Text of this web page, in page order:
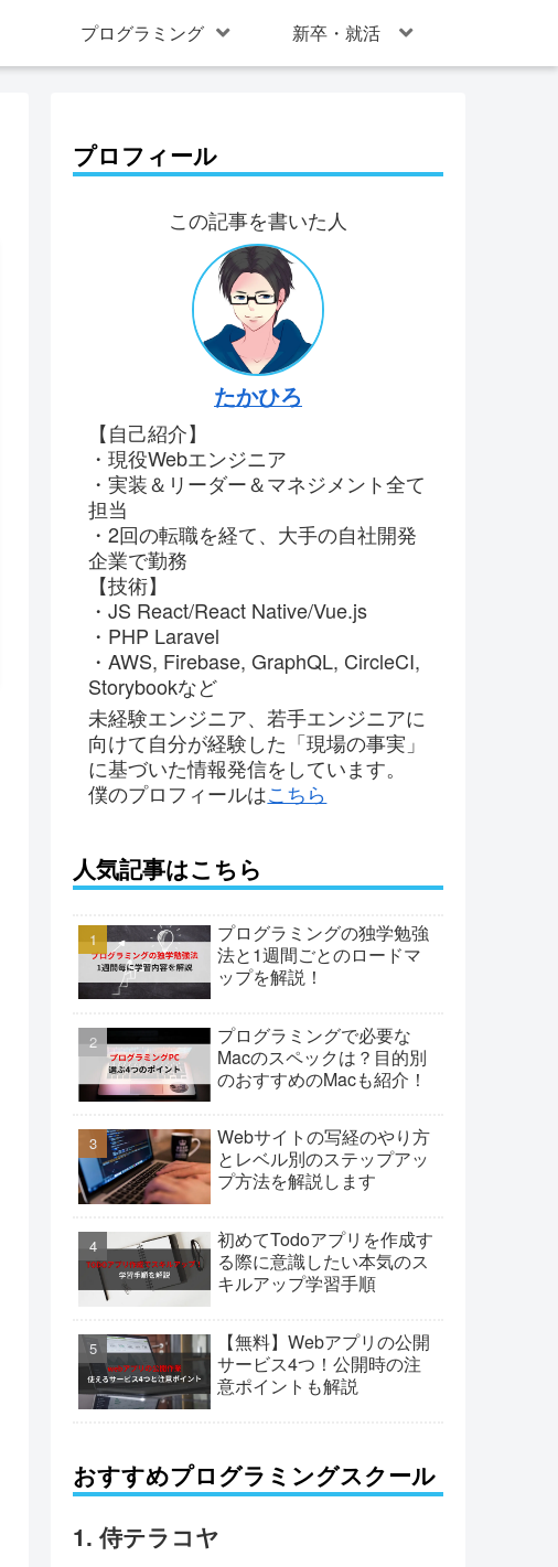
プログラミング 新卒・就活
プロフィール
この記事を書いた人
たかひろ
【自己紹介】
・現役Webエンジニア
・実装＆リーダー＆マネジメント全て
担当
・2回の転職を経て、大手の自社開発
企業で勤務
【技術】
・JS React/React Native/Vue.js
・PHP Laravel
・AWS, Firebase, GraphQL, CircleCI,
Storybookなど
未経験エンジニア、若手エンジニアに
向けて自分が経験した「現場の事実」
に基づいた情報発信をしています。
僕のプロフィールはこちら
人気記事はこちら
プログラミングの独学勉強
法と1週間ごとのロードマ
ップを解説！
プログラミングで必要な
Macのスペックは？目的別
のおすすめのMacも紹介！
Webサイトの写経のやり方
とレベル別のステップアッ
プ方法を解説します
初めてTodoアプリを作成す
る際に意識したい本気のス
キルアップ学習手順
【無料】Webアプリの公開
サービス4つ！公開時の注
意ポイントも解説
おすすめプログラミングスクール
1. 侍テラコヤ